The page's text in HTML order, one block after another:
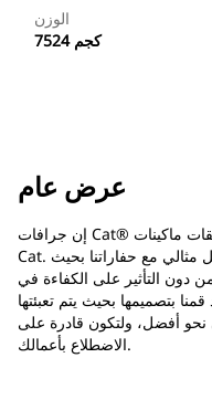
الوزن
7524 كجم
عرض عام
إن جرافات Cat® أكثر من مجرد أداة إضافية، فهي من ملحقات ماكينات
Cat. تتوازن كل جرافة من الجرافات بشكل مثالي مع حفاراتنا بحيث
دون التأثير على الكفاءة في
بتصميمها بحيث يتم تعبئتها
أفضل، ولتكون قادرة على
الاضطلاع بأعمالك.